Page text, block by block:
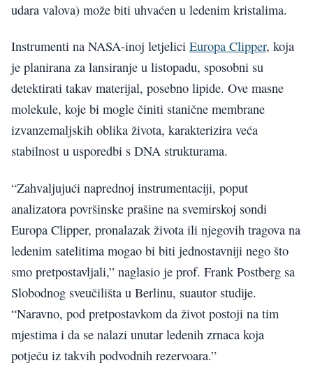
udara valova) može biti uhvaćen u ledenim kristalima.
Instrumenti na NASA-inoj letjelici Europa Clipper, koja
je planirana za lansiranje u listopadu, sposobni su
detektirati takav materijal, posebno lipide. Ove masne
molekule, koje bi mogle činiti stanične membrane
izvanzemaljskih oblika života, karakterizira veća
stabilnost u usporedbi s DNA strukturama.
“Zahvaljujući naprednoj instrumentaciji, poput
analizatora površinske prašine na svemirskoj sondi
Europa Clipper, pronalazak života ili njegovih tragova na
ledenim satelitima mogao bi biti jednostavniji nego što
smo pretpostavljali,” naglasio je prof. Frank Postberg sa
Slobodnog sveučilišta u Berlinu, suautor studije.
“Naravno, pod pretpostavkom da život postoji na tim
mjestima i da se nalazi unutar ledenih zrnaca koja
potječu iz takvih podvodnih rezervoara.”